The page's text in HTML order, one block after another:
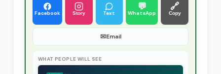
Facebook Story Text
💬
WhatsApp
🔗
Copy
✉Email
WHAT PEOPLE WILL SEE